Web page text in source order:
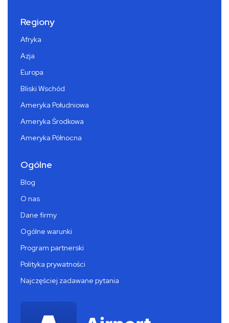
Regiony
Afryka
Azja
Europa
Bliski Wschód
Ameryka Południowa
Ameryka Środkowa
Ameryka Północna
Ogólne
Blog
O nas
Dane firmy
Ogólne warunki
Program partnerski
Polityka prywatności
Najczęściej zadawane pytania